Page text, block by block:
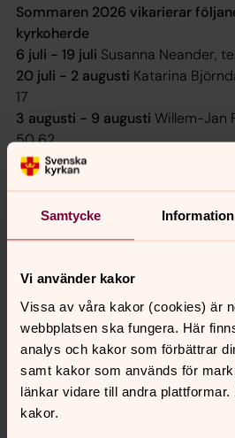
Samtycke Information
Vi använder kakor
Vissa av våra kakor (cookies) är
webbplatsen ska fungera. Här
analys och kakor som förbättrar
samt kakor som används för
länkar vidare till andra
kakor.
Sommaren 2026 vikarierar
kyrkoherde
6 juli - 19 juli Susanna Neander,
20 juli - 2 augusti Katarina
17
3 augusti - 9 augusti Willem-Jan
50 62
Växelns ordinarie
Tisdagkl. 09:00-15:00
Torsdagkl. 09:00-15:00
Fredag - stängt
Lördag - stängt
Söndag - stängt